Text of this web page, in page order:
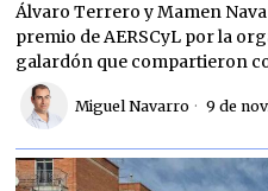
Álvaro Terrero y Mamen
premio de AERSCyL por la
galardón que compartieron
Miguel Navarro 9 de